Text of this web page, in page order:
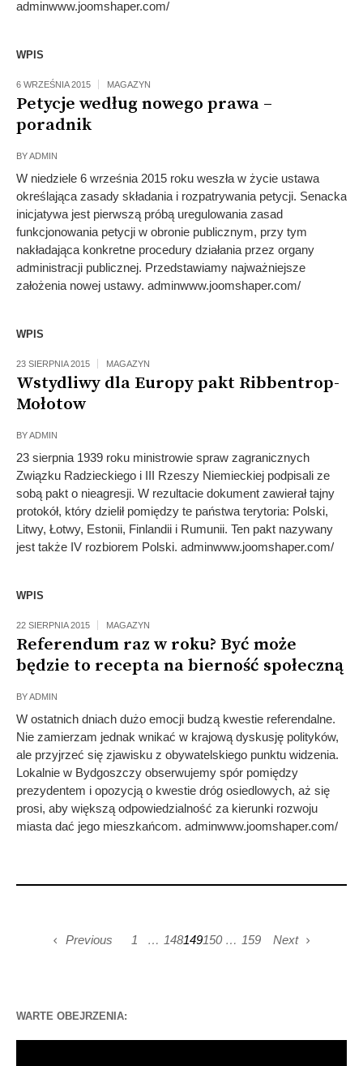
adminwww.joomshaper.com/
WPIS
6 WRZEŚNIA 2015 MAGAZYN
Petycje według nowego prawa –
poradnik
BYADMIN
W niedziele 6 września 2015 roku weszła w życie ustawa
określająca zasady składania i rozpatrywania petycji. Senacka
inicjatywa jest pierwszą próbą uregulowania zasad
funkcjonowania petycji w obronie publicznym, przy tym
nakładająca konkretne procedury działania przez organy
administracji publicznej. Przedstawiamy najważniejsze
założenia nowej ustawy. adminwww.joomshaper.com/
WPIS
23 SIERPNIA 2015 MAGAZYN
Wstydliwy dla Europy pakt Ribbentrop-
Mołotow
BYADMIN
23 sierpnia 1939 roku ministrowie spraw zagranicznych
Związku Radzieckiego i III Rzeszy Niemieckiej podpisali ze
sobą pakt o nieagresji. W rezultacie dokument zawierał tajny
protokół, który dzielił pomiędzy te państwa terytoria: Polski,
Litwy, Łotwy, Estonii, Finlandii i Rumunii. Ten pakt nazywany
jest także IV rozbiorem Polski. adminwww.joomshaper.com/
WPIS
22 SIERPNIA 2015 MAGAZYN
Referendum raz w roku? Być może
będzie to recepta na bierność społeczną
BYADMIN
W ostatnich dniach dużo emocji budzą kwestie referendalne.
Nie zamierzam jednak wnikać w krajową dyskusję polityków,
ale przyjrzeć się zjawisku z obywatelskiego punktu widzenia.
Lokalnie w Bydgoszczy obserwujemy spór pomiędzy
prezydentem i opozycją o kwestie dróg osiedlowych, aż się
prosi, aby większą odpowiedzialność za kierunki rozwoju
miasta dać jego mieszkańcom. adminwww.joomshaper.com/
Previous 1 … 148149150 … 159 Next
WARTE OBEJRZENIA: